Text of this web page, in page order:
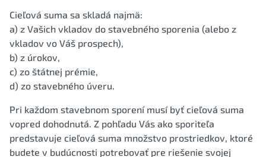
Cieľová suma sa skladá najmä:
a) z Vašich vkladov do stavebného sporenia (alebo z
vkladov vo Váš prospech),
b) z úrokov,
c) zo štátnej prémie,
d) zo stavebného úveru.
Pri každom stavebnom sporení musí byť cieľová suma
vopred dohodnutá. Z pohľadu Vás ako sporiteľa
predstavuje cieľová suma množstvo prostriedkov, ktoré
budete v budúcnosti potrebovať pre riešenie svojej